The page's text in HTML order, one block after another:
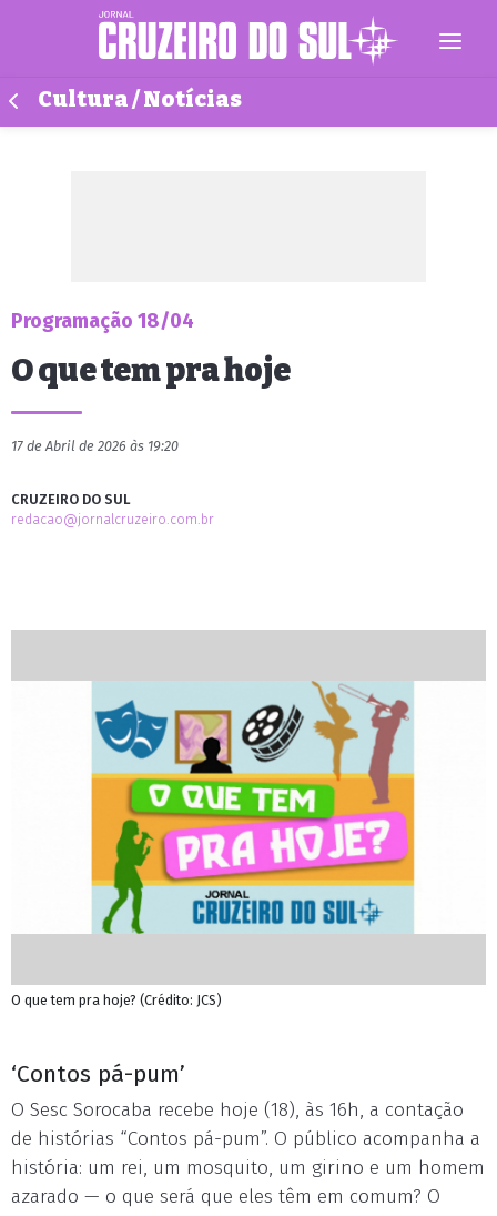
Cultura / Notícias
Programação 18/04
O que tem pra hoje
17 de Abril de 2026 às 19:20
CRUZEIRO DO SUL
redacao@jornalcruzeiro.com.br
O que tem pra hoje? (Crédito: JCS)
‘Contos pá-pum’
O Sesc Sorocaba recebe hoje (18), às 16h, a contação
de histórias “Contos pá-pum”. O público acompanha a
história: um rei, um mosquito, um girino e um homem
azarado — o que será que eles têm em comum? O